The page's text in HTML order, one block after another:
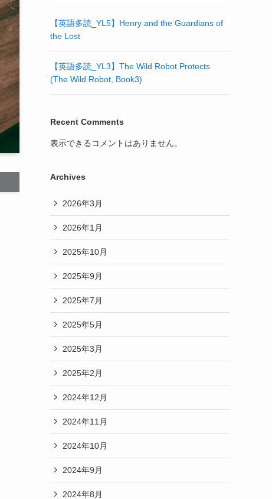
【英語多読_YL5】Henry and the Guardians of
the Lost
【英語多読_YL3】The Wild Robot Protects
(The Wild Robot, Book3)
Recent Comments
表示できるコメントはありません。
Archives
2026年3月
2026年1月
2025年10月
2025年9月
2025年7月
2025年5月
2025年3月
2025年2月
2024年12月
2024年11月
2024年10月
2024年9月
2024年8月